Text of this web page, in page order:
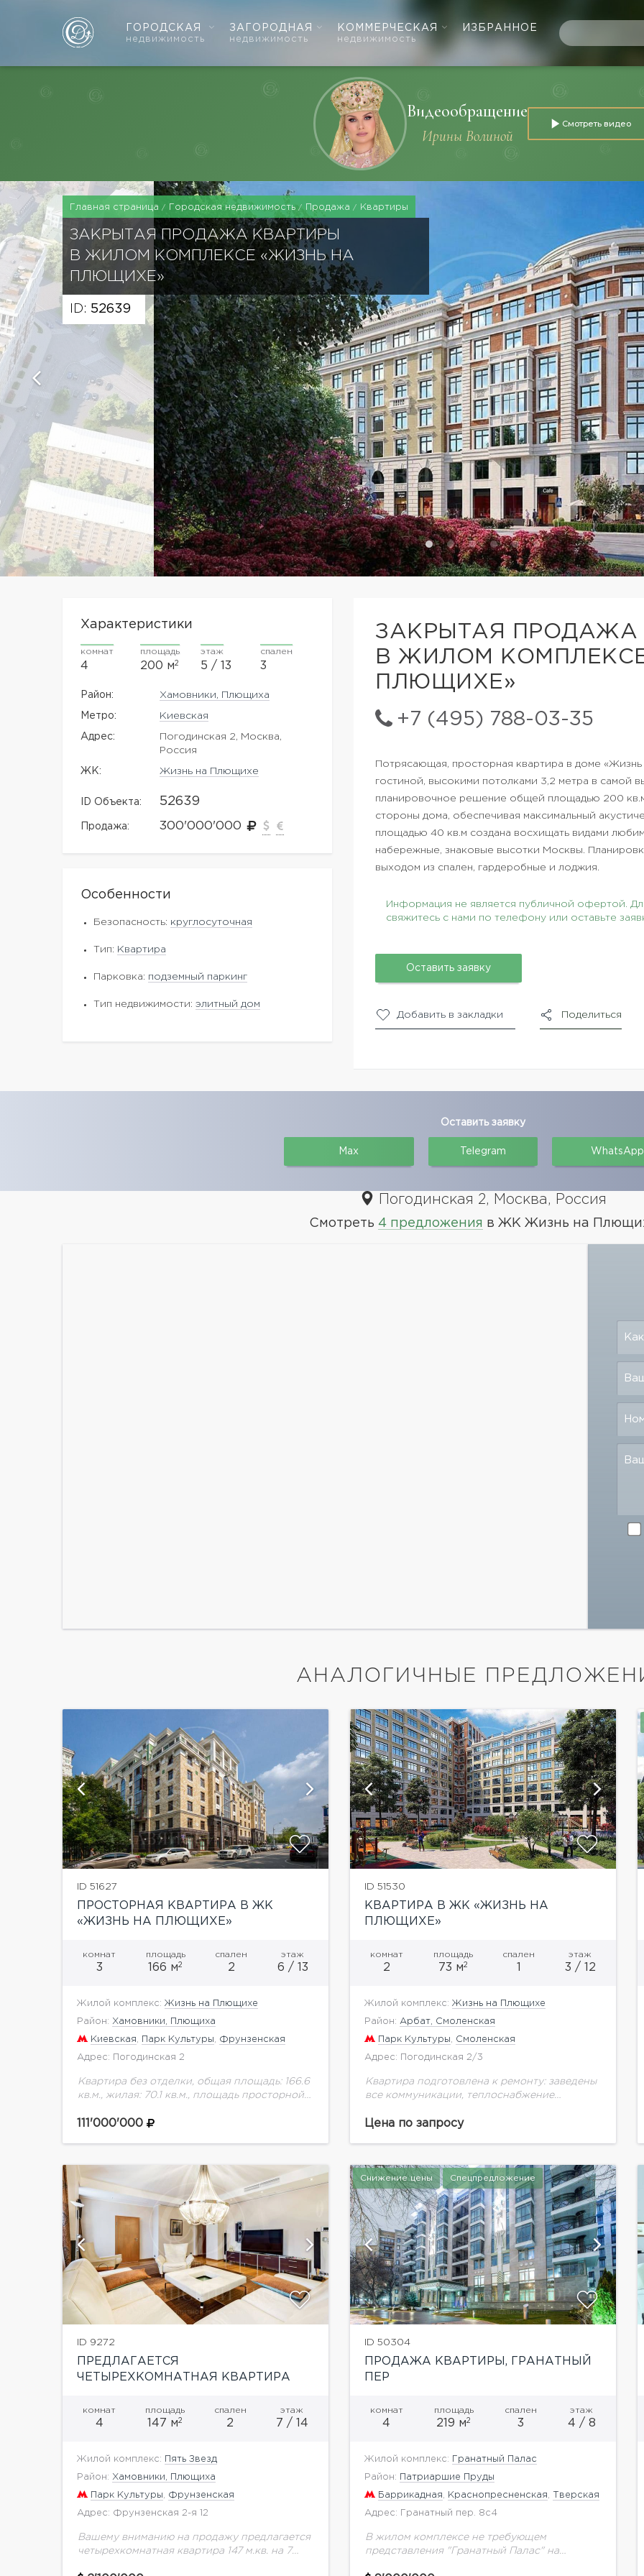
ГОРОДСКАЯ
недвижимость
ЗАГОРОДНАЯ
недвижимость
КОММЕРЧЕСКАЯ
недвижимость
ИЗБРАННОЕ
Видеообращение
Ирины Волиной
Смотреть видео
Главная страница Городская недвижимость Продажа Квартиры
ЗАКРЫТАЯ ПРОДАЖА КВАРТИРЫ
В ЖИЛОМ КОМПЛЕКСЕ «ЖИЗНЬ НА
ПЛЮЩИХЕ»
ID: 52639
ЗАКРЫТАЯ ПРОДАЖА
В ЖИЛОМ
ПЛЮЩИХЕ»
+7 (495) 788-03-35
Характеристики
комнат
4
площадь
200 м2
этаж
5 / 13
спален
3
Район: Хамовники, Плющиха
Метро: Киевская
Адрес:
Погодинская 2, Москва,
Россия
ЖK: Жизнь на Плющихе
ID Объекта: 52639
Продажа: 300'000'000
Особенности
Безопасность: круглосуточная
Тип: Квартира
Парковка: подземный паркинг
Тип недвижимости: элитный дом
Потрясающая, просторная квартира в доме
гостиной, высокими потолками 3,2 метра в самой
планировочное решение общей площадью 200
стороны дома, обеспечивая максимальный
площадью 40 кв.м создана восхищать видами
набережные, знаковые высотки Москвы.
выходом из спален, гардеробные и лоджия.
Информация не является публичной офертой.
свяжитесь с нами по телефону или оставьте
Оставить заявку
Добавить в закладки Поделиться
Оставить заявку
Max Telegram WhatsApp
Погодинская 2, Москва, Россия
Смотреть 4 предложения в ЖК Жизнь на
АНАЛОГИЧНЫЕ
ID 51627
ПРОСТОРНАЯ КВАРТИРА В ЖК
«ЖИЗНЬ НА ПЛЮЩИХЕ»
комнат
3
площадь
166 м2
спален
2
этаж
6 / 13
Жилой комплекс: Жизнь на Плющихе
Район: Хамовники, Плющиха
Киевская Парк Культуры Фрунзенская
Адрес: Погодинская 2
Квартира без отделки, общая площадь: 166.6
кв.м., жилая: 70.1 кв.м., площадь просторной
распашонка, без проходных комнат, окна
111'000'000
показать ещё 4 фотографии
ID 51530
КВАРТИРА В ЖК «ЖИЗНЬ НА
ПЛЮЩИХЕ»
комнат
2
площадь
73 м2
спален этаж
3 / 12
Жилой комплекс: Жизнь на Плющихе
Район: Арбат, Смоленская
Парк Культуры Смоленская
Адрес: Погодинская 2/3
Квартира подготовлена к ремонту: заведены
все коммуникации, теплоснабжение
установка временных радиаторов.
многоподъездный, переменной этажности,
от 7...
Цена по запросу
показать ещё 2 фотографии
ID 9272
ПРЕДЛАГАЕТСЯ
ЧЕТЫРЕХКОМНАТНАЯ КВАРТИРА
«ПЯТЬ ЗВЕЗД»
комнат
4
площадь
147 м2
спален
2
этаж
7 / 14
Жилой комплекс: Пять Звезд
Район: Хамовники, Плющиха
Парк Культуры Фрунзенская
Адрес: Фрунзенская 2-я 12
Вашему вниманию на продажу предлагается
четырехкомнатная квартира 147 м.кв. на 7
показать ещё 6 фотографий
Снижение цены Спецпредложение
ID 50304
ПРОДАЖА КВАРТИРЫ, ГРАНАТНЫЙ
ПЕР
комнат
4
площадь
219 м2
спален
3
этаж
4 / 8
Жилой комплекс: Гранатный Палас
Район: Патриаршие Пруды
Баррикадная Краснопресненская Тверская
Адрес: Гранатный пер. 8с4
В жилом комплексе не требующем
представления "Гранатный Палас" на